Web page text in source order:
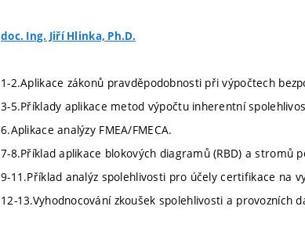
doc. Ing. Jiří Hlinka, Ph.D.
1-2.Aplikace zákonů pravděpodobnosti při výpočtech
3-5.Příklady aplikace metod výpočtu inherentní
6.Aplikace analýzy FMEA/FMECA.
7-8.Příklad aplikace blokových diagramů (RBD) a stromů
9-11.Příklad analýz spolehlivosti pro účely certifikace na
12-13.Vyhodnocování zkoušek spolehlivosti a provozních